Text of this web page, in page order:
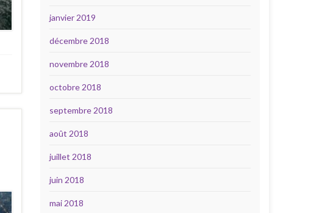
janvier 2019
décembre 2018
novembre 2018
octobre 2018
septembre 2018
août 2018
juillet 2018
juin 2018
mai 2018